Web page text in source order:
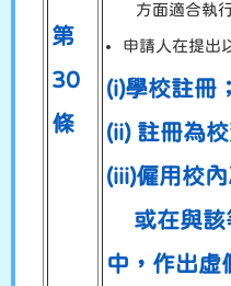
第
30
條
方面適合執
申請人在提出
(i)學校註冊；
(ii) 註冊為
(iii)僱用校
或在與該
中，作出虛